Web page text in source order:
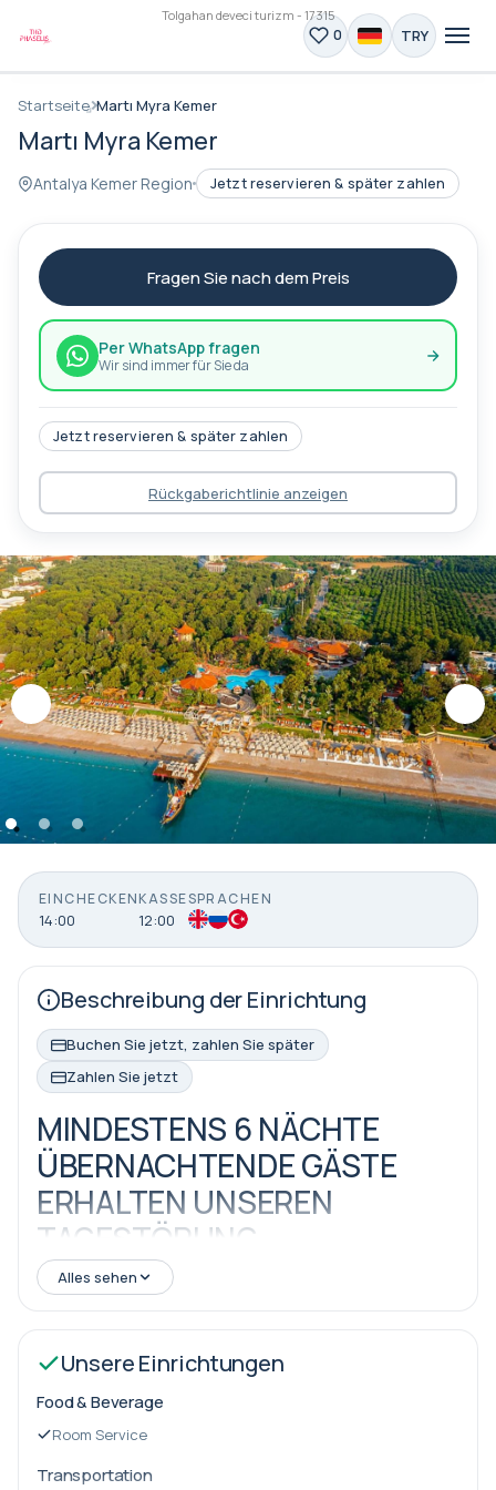
Tolgahan deveci turizm - 17315
0 TRY
Startseite Martı Myra Kemer
Martı Myra Kemer
Antalya Kemer Region Jetzt reservieren & später zahlen
EINCHECKEN
14:00
KASSE
12:00
SPRACHEN
Beschreibung der Einrichtung
Buchen Sie jetzt, zahlen Sie später
Zahlen Sie jetzt
MINDESTENS 6 NÄCHTE
ÜBERNACHTENDE GÄSTE
ERHALTEN UNSEREN
TAGESTÖRUNG
PORTOCENEVIZE
Ultra All-Inclusive Konzept Merkmale
Frühstück (von 07:00 bis 10:00 Uhr)
Alles sehen
Unsere Einrichtungen
Food & Beverage
Room Service
Transportation
Fragen Sie nach dem Preis
Per WhatsApp fragen
Wir sind immer für Sie da
Jetzt reservieren & später zahlen
Rückgaberichtlinie anzeigen